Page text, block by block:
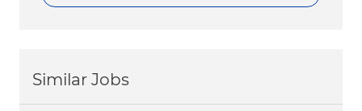
Similar Jobs